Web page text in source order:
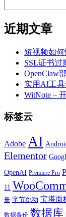
近期文章
短视频如
SSL证书过
OpenClaw
实用AI工
WitNote –
标签云
Adobe AI
Elementor
OpenAI Premiere Pro
11
册 字节跳动 宝塔面
数据备份 数据库